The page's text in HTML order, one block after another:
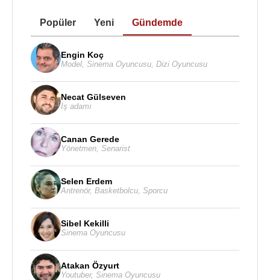
Popüler Yeni Gündemde
Engin Koç
Model Sinema Oyuncusu Dizi Oyuncusu
Necat Gülseven
İş adamı
Canan Gerede
Yönetmen Senarist
Selen Erdem
Antrenör, Basketbolcu Sporcu
Sibel Kekilli
Sinema Oyuncusu
Atakan Özyurt
Youtuber, Sinema Oyuncusu